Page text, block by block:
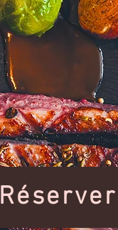
Réserver